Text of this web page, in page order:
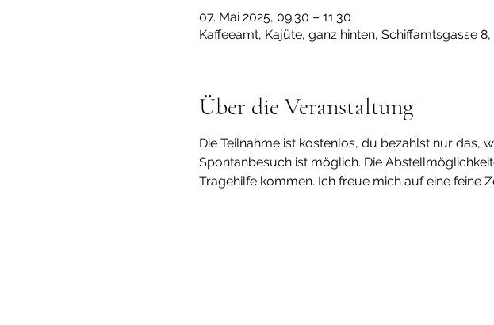
07. Mai 2025, 09:30 – 11:30
Kaffeeamt, Kajüte, ganz hinten, Schiffamtsgasse
Über die Veranstaltung
Die Teilnahme ist kostenlos, du bezahlst nur das,
Spontanbesuch ist möglich. Die
Tragehilfe kommen. Ich freue mich auf eine feine